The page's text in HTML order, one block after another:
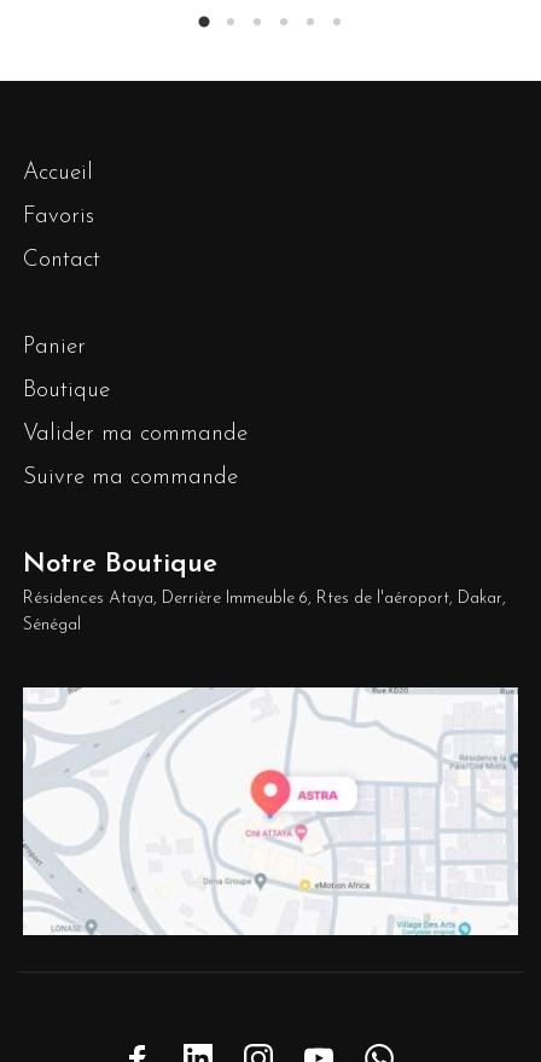
Accueil
Favoris
Contact
Panier
Boutique
Valider ma commande
Suivre ma commande
Notre Boutique
Résidences Ataya, Derrière Immeuble 6, Rtes de l'aéroport, Dakar,
Sénégal